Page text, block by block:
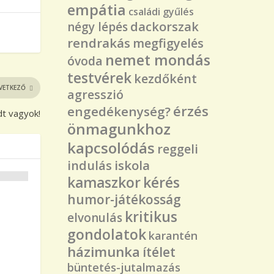
vagyok!
empátia családi gyűlés
négy lépésdackorszak
rendrakás megfigyelés
óvoda nemet mondás
testvérek kezdőként
agresszió
engedékenység?érzés
önmagunkhoz
kapcsolódás reggeli
indulás iskola
kamaszkorkérés
humor-játékosság
elvonulás kritikus
gondolatok karantén
házimunka ítélet
büntetés-jutalmazás